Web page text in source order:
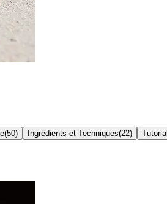
(50) Ingrédients et Techniques(22) Tutorial